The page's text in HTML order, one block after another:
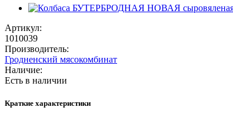
Артикул:
1010039
Производитель:
Гродненский мясокомбинат
Наличие:
Есть в наличии
Краткие характеристики